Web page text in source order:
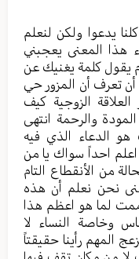
يدعوا ولكن لنعلم
هذا المعنى يعجبني
يقول كلمة يغنيك عن
تعرف أن المزور حي
الزوجية كيف
والرحمة انتهى
هو الدعاء الذي فيه
اعلم احداً سواك يا من
من الأنقطاع التام
نحن نعلم أن هذه
لما هو اعظم هذا
وخاصة النساء لا
المهم رأينا حقيقتاً